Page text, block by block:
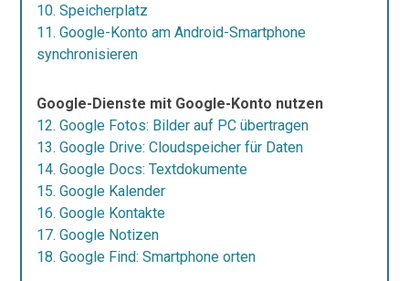
10. Speicherplatz
11. Google-Konto am Android-Smartphone
synchronisieren
Google-Dienste mit Google-Konto nutzen
12. Google Fotos: Bilder auf PC übertragen
13. Google Drive: Cloudspeicher für Daten
14. Google Docs: Textdokumente
15. Google Kalender
16. Google Kontakte
17. Google Notizen
18. Google Find: Smartphone orten